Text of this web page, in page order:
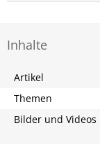
Inhalte
Artikel
Themen
Bilder und Videos